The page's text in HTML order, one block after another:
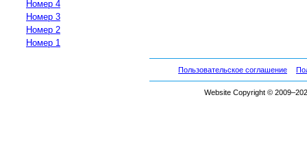
Номер 4
Номер 3
Номер 2
Номер 1
Пользовательское соглашение
Website Copyright ©